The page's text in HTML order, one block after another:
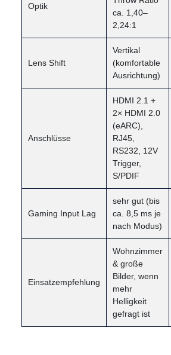
Optik
ca. 1,40–
2,24:1
Lens Shift
Vertikal
(komfortable
Ausrichtung)
Anschlüsse
HDMI 2.1 +
2× HDMI 2.0
(eARC),
RJ45,
RS232, 12V
Trigger,
S/PDIF
Gaming Input Lag
sehr gut (bis
ca. 8,5 ms je
nach Modus)
Einsatzempfehlung
Wohnzimmer
& große
Bilder, wenn
mehr
Helligkeit
gefragt ist